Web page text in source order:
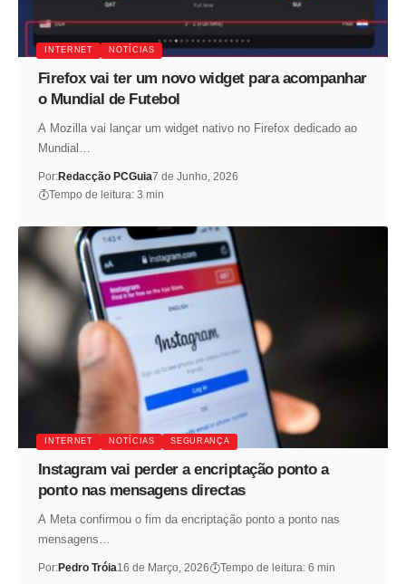
INTERNET NOTÍCIAS
Firefox vai ter um novo widget para acompanhar
o Mundial de Futebol
A Mozilla vai lançar um widget nativo no Firefox dedicado ao
Mundial…
Por:Redacção PCGuia7 de Junho, 2026
Tempo de leitura: 3 min
INTERNET NOTÍCIAS SEGURANÇA
Instagram vai perder a encriptação ponto a
ponto nas mensagens directas
A Meta confirmou o fim da encriptação ponto a ponto nas
mensagens…
Por:Pedro Tróia16 de Março, 2026 Tempo de leitura: 6 min